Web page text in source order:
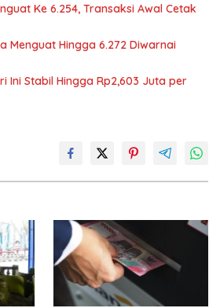
Ke 6.254, Transaksi Awal Cetak
Menguat Hingga 6.272 Diwarnai
Ini Stabil Hingga Rp2,603 Juta per